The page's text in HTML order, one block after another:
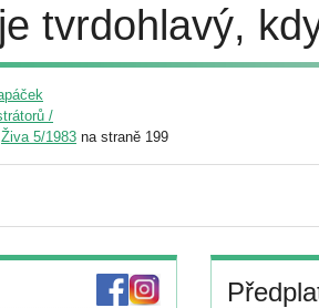
tvrdohlavý,
/
Živa 5/1983 na straně 199